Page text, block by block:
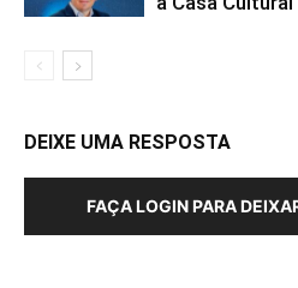
DEIXE UMA RESPOSTA
FAÇA LOGIN PARA